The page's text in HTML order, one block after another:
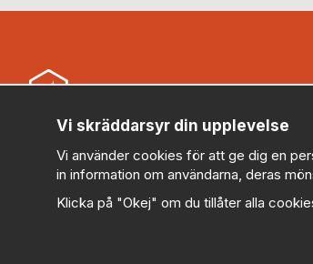
Security Store Sweden AB (559430-0914)
kundservice@securitystore.se
010-303 78 95 (Vardagar 08:00-17:00)
Vi skräddarsyr din upplevelse
Vi använder cookies för att ge dig en
in information om användarna, deras
Klicka på "Okej" om du tillåter alla